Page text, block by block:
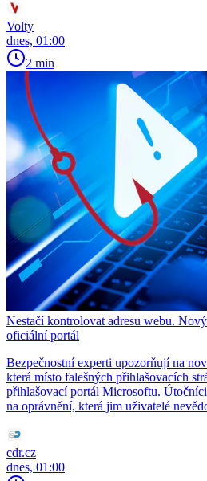
Volty
dnes, 01:00
2 min
Nestačí kontrolovat adresu webu.
oficiální portál
Bezpečnostní experti upozorňují na
která místo falešných přihlašovacích
přihlašovací portál Microsoftu.
na oprávnění, která jim uživatelé
cdr.cz
dnes, 01:00